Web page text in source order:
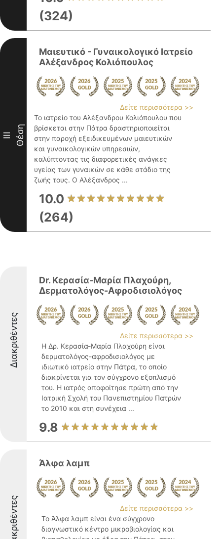
(324)
III Θέση
Μαιευτικό - Γυναικολογικό Ιατρείο
Αλέξανδρος Κολιόπουλος
Δείτε περισσότερα >>
Το ιατρείο του Αλέξανδρου Κολιόπουλου που
βρίσκεται στην Πάτρα δραστηριοποιείται
στην παροχή εξειδικευμένων μαιευτικών
και γυναικολογικών υπηρεσιών,
καλύπτοντας τις διαφορετικές ανάγκες
υγείας των γυναικών σε κάθε στάδιο της
ζωής τους. Ο Αλέξανδρος ...
10.0
(264)
Διακριθέντες
Dr. Κερασία-Μαρία Πλαχούρη,
Δερματολόγος-Αφροδισιολόγος
Δείτε περισσότερα >>
Η Δρ. Κερασία-Μαρία Πλαχούρη είναι
δερματολόγος-αφροδισιολόγος με
ιδιωτικό ιατρείο στην Πάτρα, το οποίο
διακρίνεται για τον σύγχρονο εξοπλισμό
του. Η ιατρός αποφοίτησε πρώτη από την
Ιατρική Σχολή του Πανεπιστημίου Πατρών
το 2010 και στη συνέχεια ...
9.8
Διακριθέντες
Άλφα λαμπ
Δείτε περισσότερα >>
Το Άλφα λαμπ είναι ένα σύγχρονο
διαγνωστικό κέντρο μικροβιολογίας και